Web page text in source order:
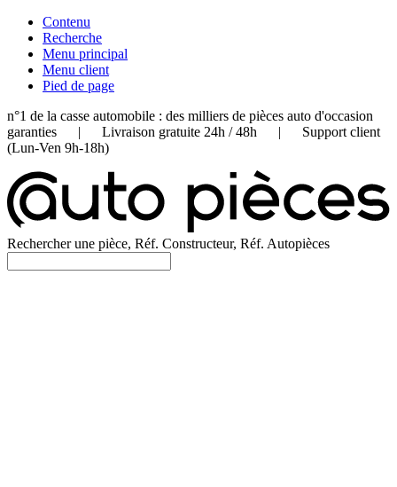
Contenu
Recherche
Menu principal
Menu client
Pied de page
n°1 de la casse automobile : des milliers de pièces auto d'occasion
garanties | Livraison gratuite 24h / 48h | Support client
(Lun-Ven 9h-18h)
Rechercher une pièce, Réf. Constructeur, Réf. Autopièces